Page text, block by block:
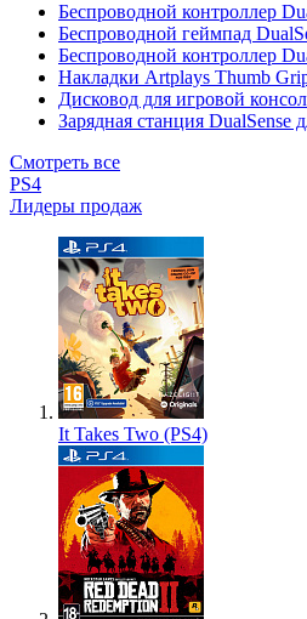
Беспроводной контроллер
Беспроводной геймпад
Беспроводной контроллер
Накладки Artplays Thumb
Дисковод для игровой
Зарядная станция DualSense
Смотреть все
PS4
Лидеры продаж
It Takes Two (PS4)